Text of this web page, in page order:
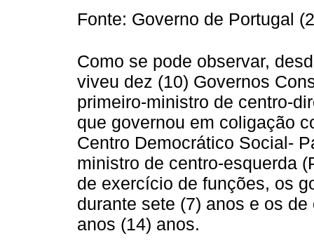
Fonte: Governo de Portugal
Como se pode observar,
viveu dez (10) Governos
primeiro-ministro de centro-
que governou em coligação
Centro Democrático Social-
ministro de centro-esquerda
de exercício de funções, os
durante sete (7) anos e os
anos (14) anos.